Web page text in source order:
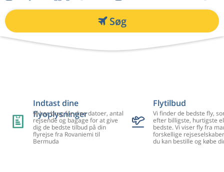
Søg
Indtast dine
flyoplysninger
Vi har brug for dine datoer, antal
rejsende og bagage for at give
dig de bedste tilbud på din
flyrejse fra Rovaniemi til
Bermuda
Flytilbud
Vi finder de bedste fly,
efter billigste, hurtigste
bedste. Vi viser fly fra
forskellige
du kan bestille og købe